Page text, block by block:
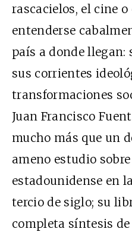
rascacielos, el cine
entenderse
país a donde
sus corrientes
transformaciones
Juan Francisco
mucho más que un
ameno estudio
estadounidense en
tercio de siglo; su
completa síntesis